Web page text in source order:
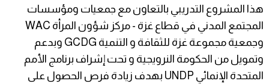
هذا المشروع التدريبي بالتعاون مع جمعيات ومؤسسات
المجتمع المدني في قطاع غزة - مركز شؤون المرأة WAC
وجمعية مجموعة غزة للثقافة و التنمية GCDG وبدعم
وتمويل من الحكومة النرويجية و تحت إشراف برنامج الأمم
المتحدة الإنمائي UNDP بهدف زيادة فرص الحصول على